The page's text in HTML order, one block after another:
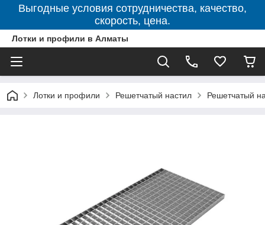
Выгодные условия сотрудничества, качество,
скорость, цена.
Лотки и профили в Алматы
Лотки и профили Решетчатый настил Решетчатый